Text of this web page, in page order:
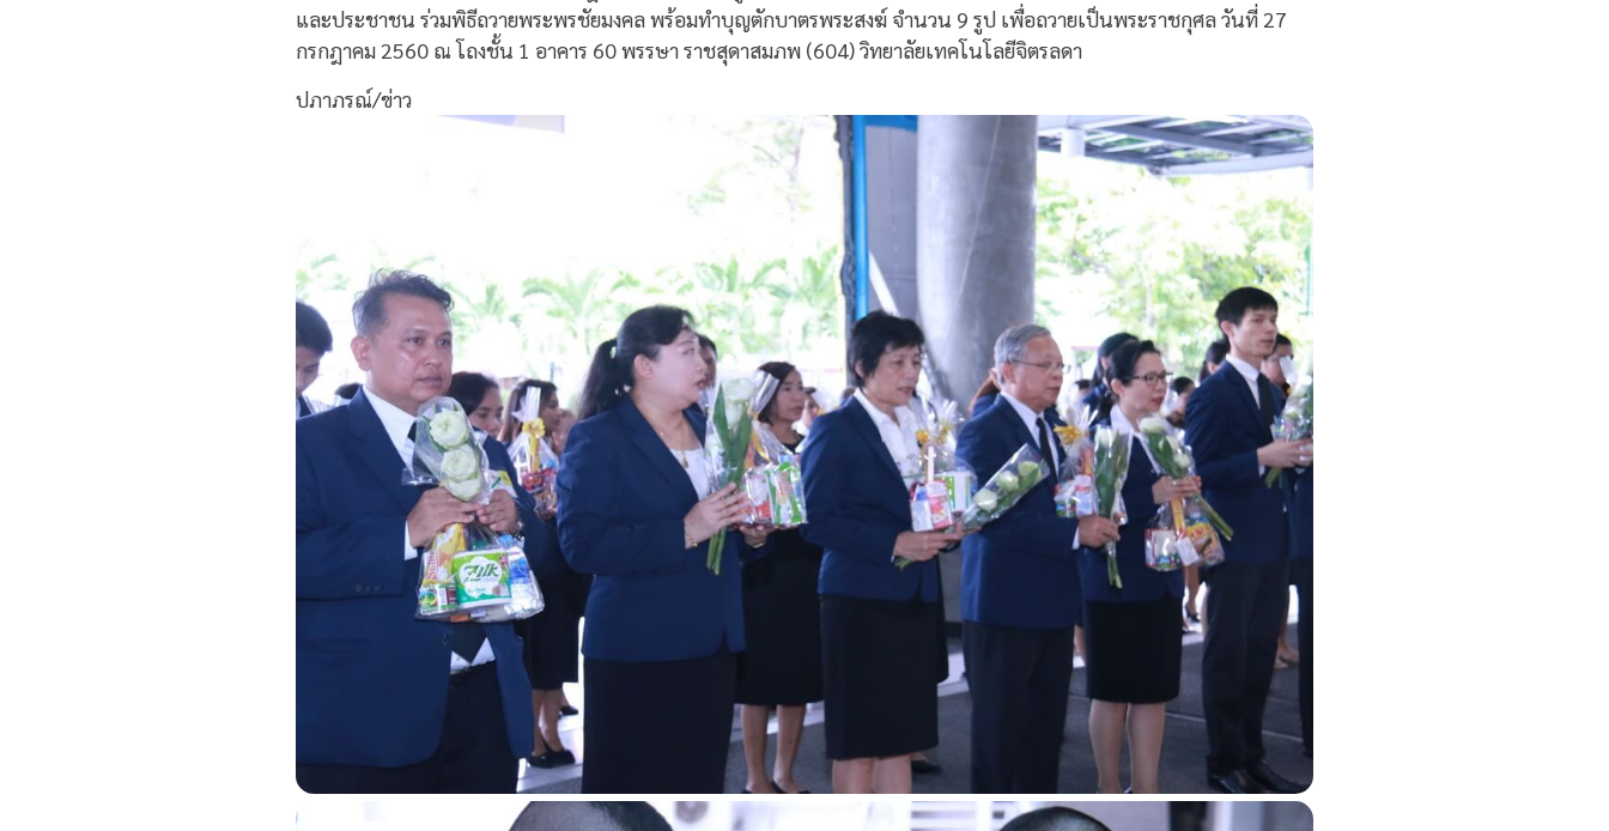
และประชาชน ร่วมพิธีถวายพระพรชัยมงคล พร้อมทำบุญตักบาตรพระสงฆ์ จำนวน 9 รูป เพื่อถวายเป็นพระราชกุศล วันที่ 27
กรกฎาคม 2560 ณ โถงชั้น 1 อาคาร 60 พรรษา ราชสุดาสมภพ (604) วิทยาลัยเทคโนโลยีจิตรลดา
ปภาภรณ์/ข่าว